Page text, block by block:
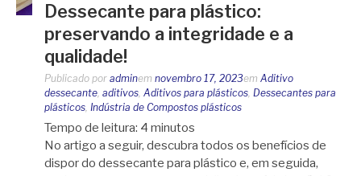
Dessecante para plástico:
preservando a integridade e a
qualidade!
Publicado por adminem novembro 17, 2023em Aditivo
dessecante, aditivos, Aditivos para plásticos, Dessecantes para
plásticos, Indústria de Compostos plásticos
Tempo de leitura: 4 minutos
No artigo a seguir, descubra todos os benefícios de
dispor do dessecante para plástico e, em seguida,